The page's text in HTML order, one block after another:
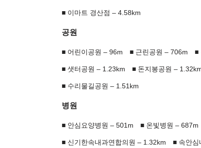
이마트 경산점 – 4.58km
공원
어린이공원 – 96m 근린공원 – 706m
샛터공원 – 1.23km 돈지봉공원 –
수리물길공원 – 1.51km
병원
안심요양병원 – 501m 온빛병원 – 687m
신기한속내과연합의원 – 1.32km 속안